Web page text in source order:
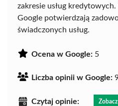
zakresie usług
Google potwierdzają
świadczonych usług.
Ocena w Google: 5
Liczba opinii w Google:
Czytaj opinie: